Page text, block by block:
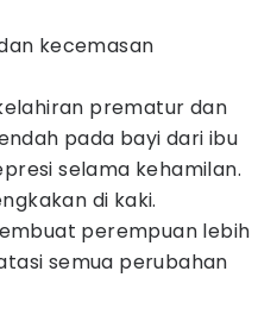
kecemasan
prematur dan
pada bayi dari ibu
selama kehamilan.
di kaki.
perempuan lebih
semua perubahan